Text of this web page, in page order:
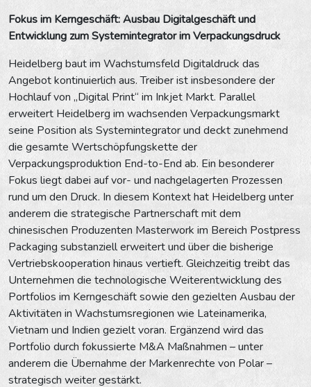
Fokus im Kerngeschäft: Ausbau Digitalgeschäft und
Entwicklung zum Systemintegrator im Verpackungsdruck
Heidelberg baut im Wachstumsfeld Digitaldruck das
Angebot kontinuierlich aus. Treiber ist insbesondere der
Hochlauf von „Digital Print“ im Inkjet Markt. Parallel
erweitert Heidelberg im wachsenden Verpackungsmarkt
seine Position als Systemintegrator und deckt zunehmend
die gesamte Wertschöpfungskette der
Verpackungsproduktion End-to-End ab. Ein besonderer
Fokus liegt dabei auf vor- und nachgelagerten Prozessen
rund um den Druck. In diesem Kontext hat Heidelberg unter
anderem die strategische Partnerschaft mit dem
chinesischen Produzenten Masterwork im Bereich Postpress
Packaging substanziell erweitert und über die bisherige
Vertriebskooperation hinaus vertieft. Gleichzeitig treibt das
Unternehmen die technologische Weiterentwicklung des
Portfolios im Kerngeschäft sowie den gezielten Ausbau der
Aktivitäten in Wachstumsregionen wie Lateinamerika,
Vietnam und Indien gezielt voran. Ergänzend wird das
Portfolio durch fokussierte M&A Maßnahmen – unter
anderem die Übernahme der Markenrechte von Polar –
strategisch weiter gestärkt.